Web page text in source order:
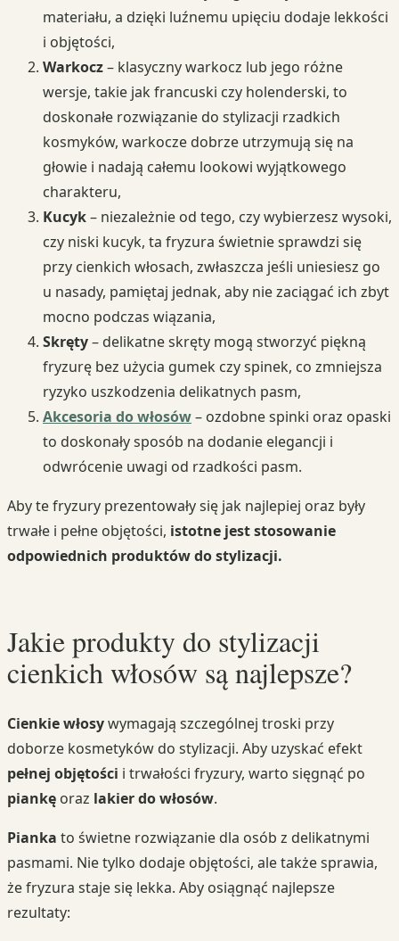
materiału, a dzięki luźnemu upięciu dodaje lekkości
i objętości,
Warkocz– klasyczny warkocz lub jego różne
wersje, takie jak francuski czy holenderski, to
doskonałe rozwiązanie do stylizacji rzadkich
kosmyków, warkocze dobrze utrzymują się na
głowie i nadają całemu lookowi wyjątkowego
charakteru,
Kucyk– niezależnie od tego, czy wybierzesz wysoki,
czy niski kucyk, ta fryzura świetnie sprawdzi się
przy cienkich włosach, zwłaszcza jeśli uniesiesz go
u nasady, pamiętaj jednak, aby nie zaciągać ich zbyt
mocno podczas wiązania,
Skręty– delikatne skręty mogą stworzyć piękną
fryzurę bez użycia gumek czy spinek, co zmniejsza
ryzyko uszkodzenia delikatnych pasm,
Akcesoria do włosów– ozdobne spinki oraz opaski
to doskonały sposób na dodanie elegancji i
odwrócenie uwagi od rzadkości pasm.
Aby te fryzury prezentowały się jak najlepiej oraz były
trwałe i pełne objętości, istotne jest stosowanie
odpowiednich produktów do stylizacji.
Jakie produkty do stylizacji
cienkich włosów są najlepsze?
Cienkie włosywymagają szczególnej troski przy
doborze kosmetyków do stylizacji. Aby uzyskać efekt
pełnej objętości i trwałości fryzury, warto sięgnąć po
piankę oraz lakier do włosów.
Pianka to świetne rozwiązanie dla osób z delikatnymi
pasmami. Nie tylko dodaje objętości, ale także sprawia,
że fryzura staje się lekka. Aby osiągnąć najlepsze
rezultaty: